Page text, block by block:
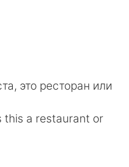
это ресторан или
this a restaurant or